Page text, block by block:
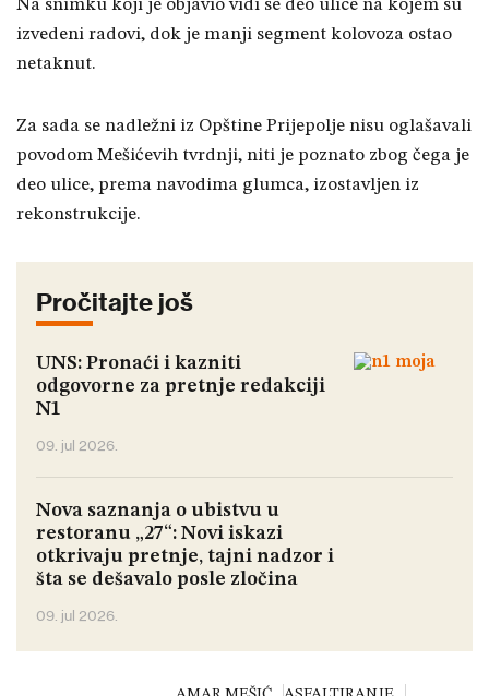
Na snimku koji je objavio vidi se deo ulice na kojem su
izvedeni radovi, dok je manji segment kolovoza ostao
netaknut.
Za sada se nadležni iz Opštine Prijepolje nisu oglašavali
povodom Mešićevih tvrdnji, niti je poznato zbog čega je
deo ulice, prema navodima glumca, izostavljen iz
rekonstrukcije.
Pročitajte još
UNS: Pronaći i kazniti
odgovorne za pretnje redakciji
N1
09. jul 2026.
Nova saznanja o ubistvu u
restoranu „27“: Novi iskazi
otkrivaju pretnje, tajni nadzor i
šta se dešavalo posle zločina
09. jul 2026.